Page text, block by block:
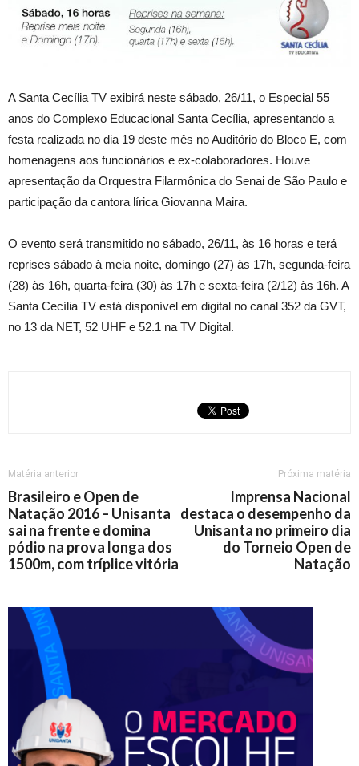
A Santa Cecília TV exibirá neste sábado, 26/11, o Especial 55
anos do Complexo Educacional Santa Cecília, apresentando a
festa realizada no dia 19 deste mês no Auditório do Bloco E, com
homenagens aos funcionários e ex-colaboradores. Houve
apresentação da Orquestra Filarmônica do Senai de São Paulo e
participação da cantora lírica Giovanna Maira.
O evento será transmitido no sábado, 26/11, às 16 horas e terá
reprises sábado à meia noite, domingo (27) às 17h, segunda-feira
(28) às 16h, quarta-feira (30) às 17h e sexta-feira (2/12) às 16h. A
Santa Cecília TV está disponível em digital no canal 352 da GVT,
no 13 da NET, 52 UHF e 52.1 na TV Digital.
Matéria anterior
Brasileiro e Open de
Natação 2016 – Unisanta
sai na frente e domina
pódio na prova longa dos
1500m, com tríplice vitória
Próxima matéria
Imprensa Nacional
destaca o desempenho da
Unisanta no primeiro dia
do Torneio Open de
Natação